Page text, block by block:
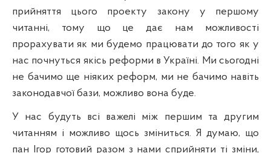
прийняття цього проекту закону у першому
читанні, тому що це дає нам можливості
прорахувати як ми будемо працювати до того як у
нас почнуться якісь реформи в Україні. Ми сьогодні
не бачимо ще ніяких реформ, ми не бачимо навіть
законодавчої бази, можливо вона буде.
У нас будуть всі важелі між першим та другим
читанням і можливо щось зміниться. Я думаю, що
пан Ігор готовий разом з нами сприйняти ті зміни,